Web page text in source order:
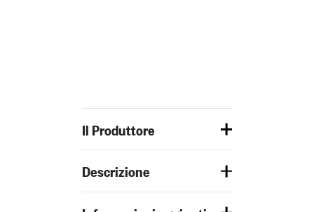
Il Produttore
Descrizione